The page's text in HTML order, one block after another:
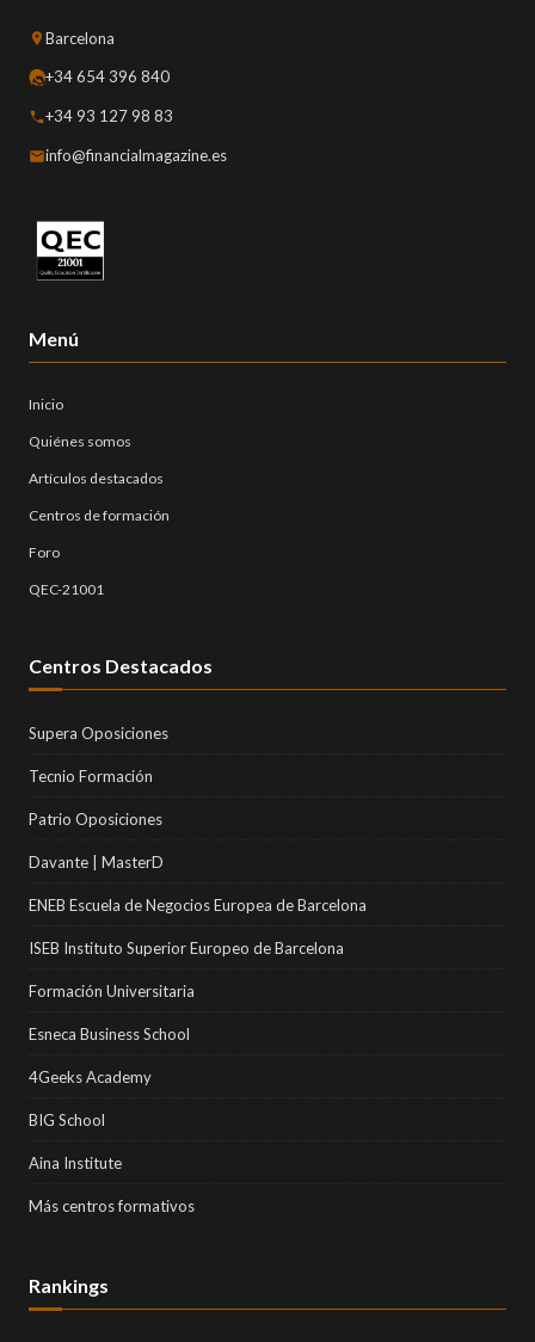
Barcelona
+34 654 396 840
+34 93 127 98 83
info@financialmagazine.es
Menú
Inicio
Quiénes somos
Artículos destacados
Centros de formación
Foro
QEC-21001
Centros Destacados
Supera Oposiciones
Tecnio Formación
Patrio Oposiciones
Davante | MasterD
ENEB Escuela de Negocios Europea de Barcelona
ISEB Instituto Superior Europeo de Barcelona
Formación Universitaria
Esneca Business School
4Geeks Academy
BIG School
Aina Institute
Más centros formativos
Rankings